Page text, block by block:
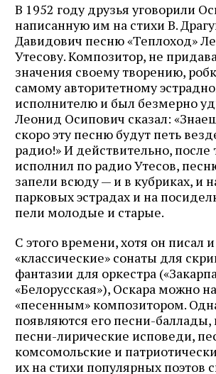
В 1952 году друзья уговорили
написанную им на стихи В.
Давидович песню «Теплоход»
Утесову. Композитор, не
значения своему творению,
самому авторитетному
исполнителю и был безмерно
Леонид Осипович сказал:
скоро эту песню будут петь
радио!» И действительно, после
исполнил по радио Утесов,
запели всюду — и в кубриках, и
парковых эстрадах и на
пели молодые и старые.
С этого времени, хотя он писал и
«классические» сонаты для
фантазии для оркестра
«Белорусская»), Оскара можно
«песенным» композитором.
появляются его песни-
песни-лирические исповеди,
комсомольские и
их на стихи популярных поэтов
Журнал ЛЕХАИМ в
email
Подпишитесь на рассылку журнала
самые интересные публикации с сайта
почте